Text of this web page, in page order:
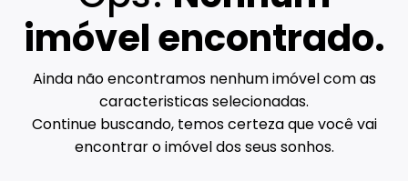
imóvel encontrado.
Ainda não encontramos nenhum imóvel com as
caracteristicas selecionadas.
Continue buscando, temos certeza que você vai
encontrar o imóvel dos seus sonhos.